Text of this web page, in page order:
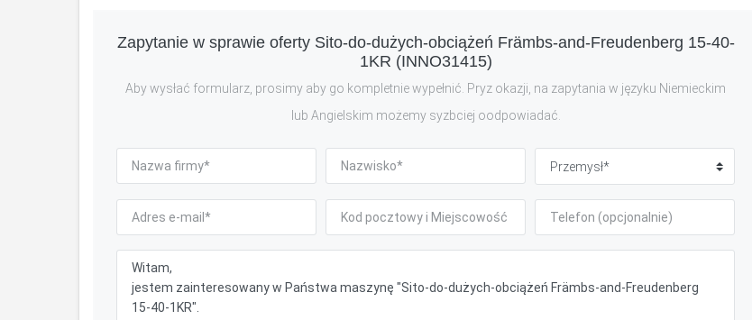
Zapytanie w sprawie oferty Sito-do-dużych-obciążeń Främbs-and-Freudenberg 15-40-
1KR (INNO31415)
Aby wysłać formularz, prosimy aby go kompletnie wypełnić. Pryz okazji, na zapytania w języku Niemieckim
lub Angielskim możemy syzbciej oodpowiadać.